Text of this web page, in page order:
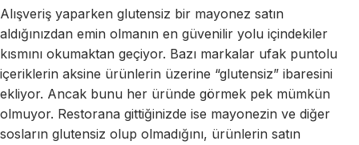
Alışveriş yaparken glutensiz bir mayonez satın
aldığınızdan emin olmanın en güvenilir yolu içindekiler
kısmını okumaktan geçiyor. Bazı markalar ufak puntolu
içeriklerin aksine ürünlerin üzerine “glutensiz” ibaresini
ekliyor. Ancak bunu her üründe görmek pek mümkün
olmuyor. Restorana gittiğinizde ise mayonezin ve diğer
sosların glutensiz olup olmadığını, ürünlerin satın